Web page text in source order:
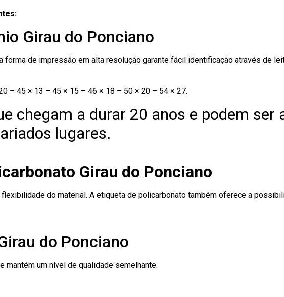
Girau do Ponciano
forma de impressão em alta resolução garante fácil identificação através de
– 45 × 13 – 45 × 15 – 46 × 18 – 50 × 20 – 54 × 27.
chegam a durar 20 anos e podem ser
lugares.
Girau do Ponciano
do material. A etiqueta de policarbonato também oferece a
do Ponciano
um nível de qualidade semelhante.